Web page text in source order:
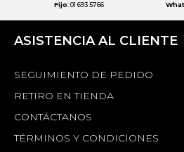
Fijo: 01 693 5766
ASISTENCIA AL CLIENTE
SEGUIMIENTO DE PEDIDO
RETIRO EN TIENDA
CONTÁCTANOS
TÉRMINOS Y CONDICIONES